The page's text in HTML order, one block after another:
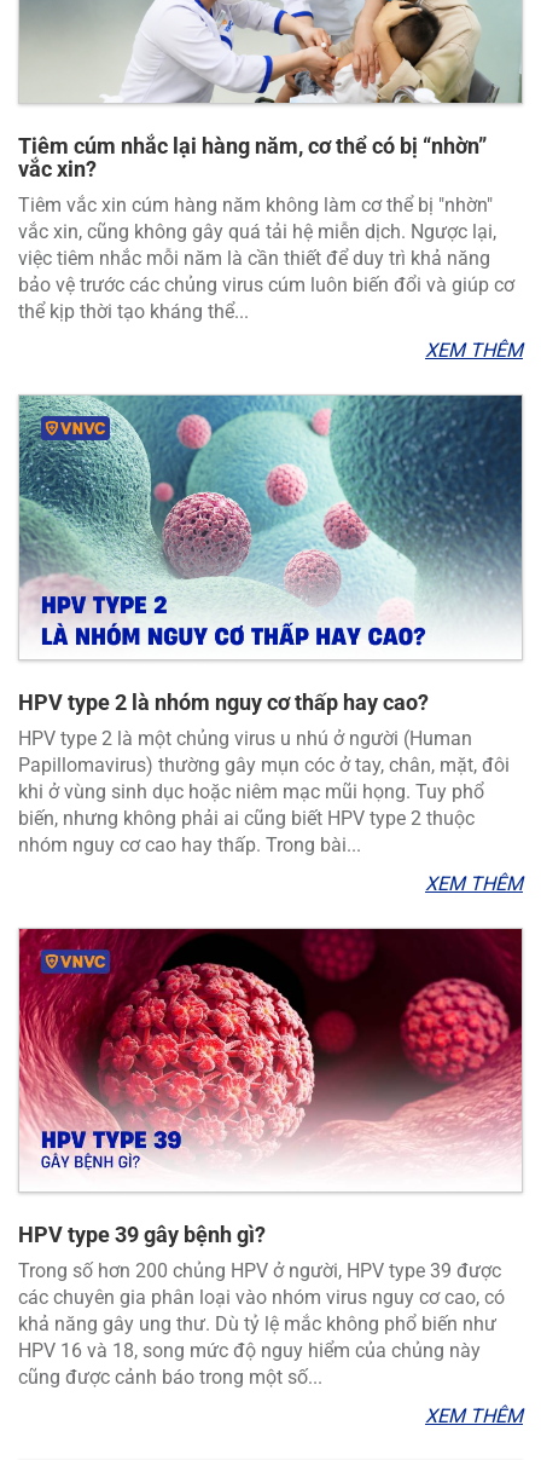
Tiêm cúm nhắc lại hàng năm, cơ thể có bị “nhờn”
vắc xin?
Tiêm vắc xin cúm hàng năm không làm cơ thể bị "nhờn"
vắc xin, cũng không gây quá tải hệ miễn dịch. Ngược lại,
việc tiêm nhắc mỗi năm là cần thiết để duy trì khả năng
bảo vệ trước các chủng virus cúm luôn biến đổi và giúp cơ
thể kịp thời tạo kháng thể...
XEM THÊM
HPV type 2 là nhóm nguy cơ thấp hay cao?
HPV type 2 là một chủng virus u nhú ở người (Human
Papillomavirus) thường gây mụn cóc ở tay, chân, mặt, đôi
khi ở vùng sinh dục hoặc niêm mạc mũi họng. Tuy phổ
biến, nhưng không phải ai cũng biết HPV type 2 thuộc
nhóm nguy cơ cao hay thấp. Trong bài...
XEM THÊM
HPV type 39 gây bệnh gì?
Trong số hơn 200 chủng HPV ở người, HPV type 39 được
các chuyên gia phân loại vào nhóm virus nguy cơ cao, có
khả năng gây ung thư. Dù tỷ lệ mắc không phổ biến như
HPV 16 và 18, song mức độ nguy hiểm của chủng này
cũng được cảnh báo trong một số...
XEM THÊM